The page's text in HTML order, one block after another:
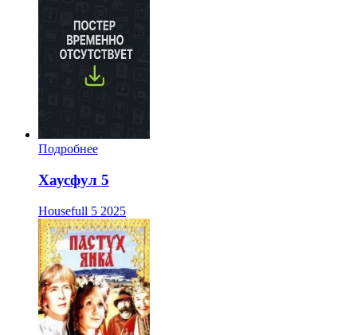
Подробнее
Хаусфул 5
Housefull 5 2025